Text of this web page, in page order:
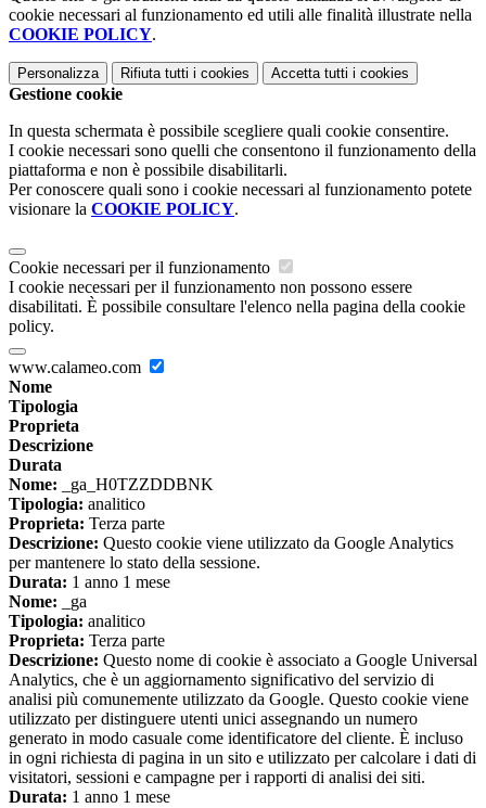
cookie necessari al funzionamento ed utili alle finalità illustrate nella
COOKIE POLICY.
Personalizza Rifiuta tutti i cookies Accetta tutti i cookies
Gestione cookie
In questa schermata è possibile scegliere quali cookie consentire.
I cookie necessari sono quelli che consentono il funzionamento della
piattaforma e non è possibile disabilitarli.
Per conoscere quali sono i cookie necessari al funzionamento potete
visionare la COOKIE POLICY.
Cookie necessari per il funzionamento
I cookie necessari per il funzionamento non possono essere
disabilitati. È possibile consultare l'elenco nella pagina della cookie
policy.
www.calameo.com
Nome
Tipologia
Proprieta
Descrizione
Durata
Nome: _ga_H0TZZDDBNK
Tipologia: analitico
Proprieta: Terza parte
Descrizione: Questo cookie viene utilizzato da Google Analytics
per mantenere lo stato della sessione.
Durata: 1 anno 1 mese
Nome: _ga
Tipologia: analitico
Proprieta: Terza parte
Descrizione: Questo nome di cookie è associato a Google Universal
Analytics, che è un aggiornamento significativo del servizio di
analisi più comunemente utilizzato da Google. Questo cookie viene
utilizzato per distinguere utenti unici assegnando un numero
generato in modo casuale come identificatore del cliente. È incluso
in ogni richiesta di pagina in un sito e utilizzato per calcolare i dati di
visitatori, sessioni e campagne per i rapporti di analisi dei siti.
Durata: 1 anno 1 mese